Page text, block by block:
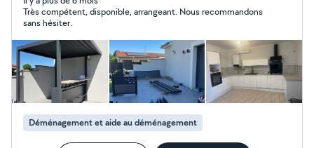
(urgences,sanitaire bouché) Montage de
meuble(chambre ,cuisine équipée ,table) Tringlerie
(rideaux ,étagère ..) Électroménager lave linge, sèche
linge ( dépannage,petit ou gros) Nettoyages :canapé.
Tonte pelouse , arbuste. Déménagement.
Désencombrement vide cave ,garage. Débarrasse tout
électroménager . Pose parquet flottant,bois, ou
stratifié. Livraison dans toute la France !!! Panne diverses
urgente .
Très compétent, disponible, arrangeant. Nous recommandons
sans hésiter.
Déménagement et aide au déménagement